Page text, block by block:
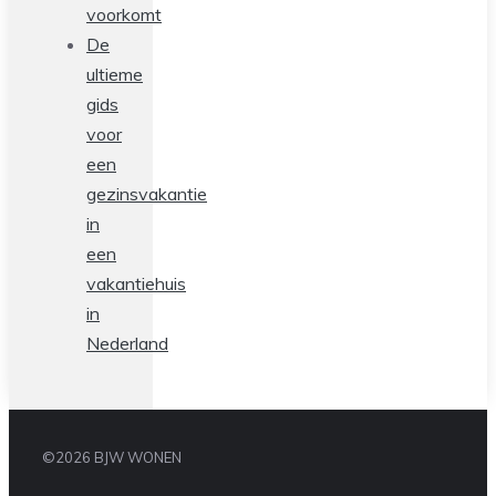
voorkomt
De
ultieme
gids
voor
een
gezinsvakantie
in
een
vakantiehuis
in
Nederland
©2026 BJW WONEN